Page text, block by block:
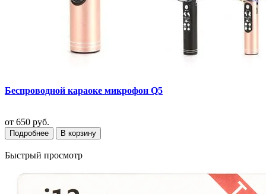
Беспроводной караоке микрофон Q5
от 650 руб.
Подробнее В корзину
Быстрый просмотр